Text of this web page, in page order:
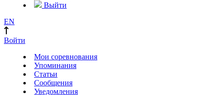
Выйти
EN
Войти
Мои соревнования
Упоминания
Статьи
Сообщения
Уведомления